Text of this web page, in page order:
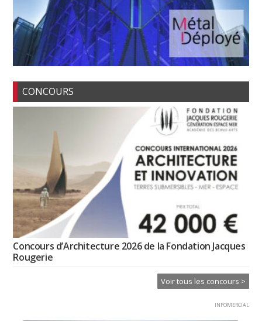
CONCOURS
Concours d’Architecture 2026 de la Fondation Jacques
Rougerie
Voir tous les concours >
INFOMERCIAL